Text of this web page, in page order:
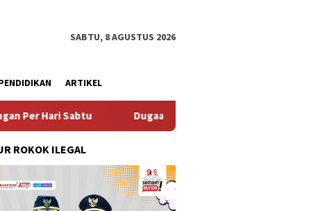
SABTU, 8 AGUSTUS 2026
ARTIKEL
Dugaan Pungli SKAB di BPRD Lumajang Oknum Dipaksa
ROKOK ILEGAL